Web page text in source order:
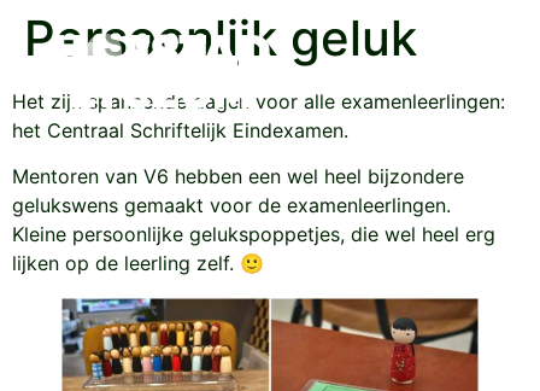
Persoonlijk geluk
Het zijn spannende dagen voor alle examenleerlingen:
het Centraal Schriftelijk Eindexamen.
Mentoren van V6 hebben een wel heel bijzondere
gelukswens gemaakt voor de examenleerlingen.
Kleine persoonlijke gelukspoppetjes, die wel heel erg
lijken op de leerling zelf. 🙂